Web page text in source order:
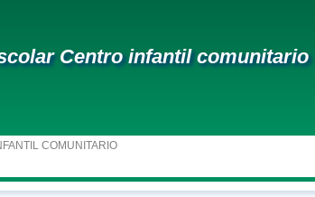
Centro infantil comunitario
COMUNITARIO